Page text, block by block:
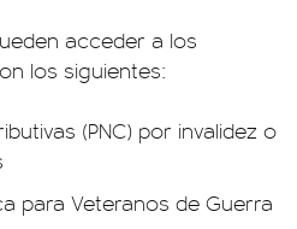
acceder a los
los siguientes:
(PNC) por invalidez o
para Veteranos de Guerra